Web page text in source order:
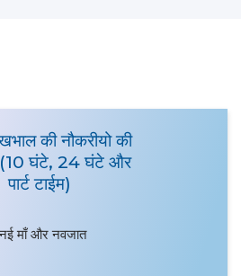
की नौकरीयो की
(10 घंटे, 24 घंटे और
पार्ट टाईम)
माँ और नवजात